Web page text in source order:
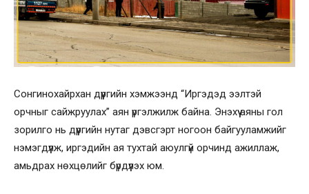
Сонгинохайрхан дүүргийн хэмжээнд “Иргэдэд ээлтэй
орчныг сайжруулах” аян үргэлжилж байна. Энэхүү аяны гол
зорилго нь дүүргийн нутаг дэвсгэрт ногоон байгууламжийг
нэмэгдүүлж, иргэдийн ая тухтай аюулгүй орчинд ажиллаж,
амьдрах нөхцөлийг бүрдүүлэх юм.